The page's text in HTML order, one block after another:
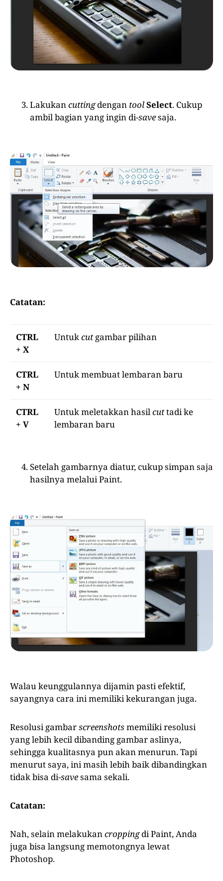
Lakukancuttingdengan toolSelect. Cukup
ambil bagian yang ingin di-savesaja.
Catatan:
CTRL
+ X
Untukcutgambar pilihan
CTRL
+ N
Untuk membuat lembaran baru
CTRL
+ V
Untuk meletakkan hasilcuttadi ke
lembaran baru
Setelah gambarnya diatur, cukup simpan saja
hasilnya melalui Paint.
Walau keunggulannya dijamin pasti efektif,
sayangnya cara ini memiliki kekurangan juga.
Resolusi gambarscreenshotsmemiliki resolusi
yang lebih kecil dibanding gambar aslinya,
sehingga kualitasnya pun akan menurun. Tapi
menurut saya, ini masih lebih baik dibandingkan
tidak bisa di-savesama sekali.
Catatan:
Nah, selain melakukancroppingdi Paint, Anda
juga bisa langsung memotongnya lewat
Photoshop.